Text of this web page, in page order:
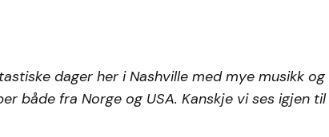
dager her i Nashville med mye musikk og
både fra Norge og USA. Kanskje vi ses igjen til